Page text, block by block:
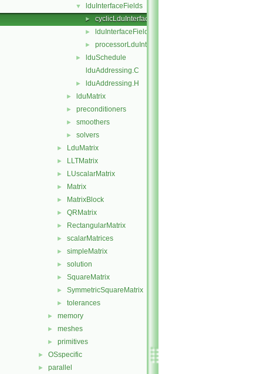
▼ lduInterfaceFields
► cyclicLduInterfaceField
► lduInterfaceField
► processorLduInterfaceField
►
lduSchedule
lduAddressing.C
► lduAddressing.H
► lduMatrix
► preconditioners
► smoothers
► solvers
► LduMatrix
► LLTMatrix
► LUscalarMatrix
► Matrix
► MatrixBlock
► QRMatrix
► RectangularMatrix
► scalarMatrices
► simpleMatrix
► solution
► SquareMatrix
► SymmetricSquareMatrix
► tolerances
► memory
► meshes
► primitives
► OSspecific
► parallel